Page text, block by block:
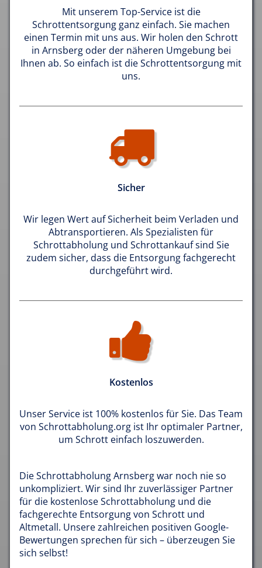
Mit unserem Top-Service ist die
Schrottentsorgung ganz einfach. Sie machen
einen Termin mit uns aus. Wir holen den Schrott
in Arnsberg oder der näheren Umgebung bei
Ihnen ab. So einfach ist die Schrottentsorgung mit
uns.
Sicher
Wir legen Wert auf Sicherheit beim Verladen und
Abtransportieren. Als Spezialisten für
Schrottabholung und Schrottankauf sind Sie
zudem sicher, dass die Entsorgung fachgerecht
durchgeführt wird.
Kostenlos
Unser Service ist 100% kostenlos für Sie. Das Team
von Schrottabholung.org ist Ihr optimaler Partner,
um Schrott einfach loszuwerden.
Die Schrottabholung Arnsberg war noch nie so
unkompliziert. Wir sind Ihr zuverlässiger Partner
für die kostenlose Schrottabholung und die
fachgerechte Entsorgung von Schrott und
Altmetall. Unsere zahlreichen positiven Google-
Bewertungen sprechen für sich – überzeugen Sie
sich selbst!